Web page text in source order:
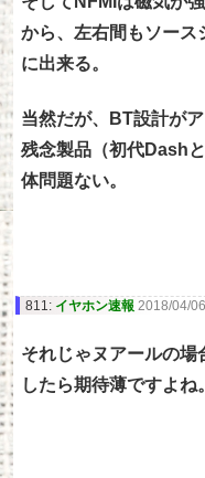
から、左右間もソース
に出来る。
当然だが、BT設計が
残念製品（初代Dash
体問題ない。
811: イヤホン速報 2018/04/
それじゃヌアールの場
したら期待薄ですよね。